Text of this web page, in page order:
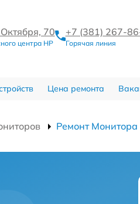
70
центра HP
+7 (381) 267-
Горячая линия
Цена ремонта
Ремонт